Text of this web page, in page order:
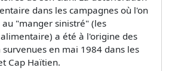
dans les campagnes où l'on
"manger sinistré" (les
a été à l'origine des
en mai 1984 dans les
Cap Haïtien.